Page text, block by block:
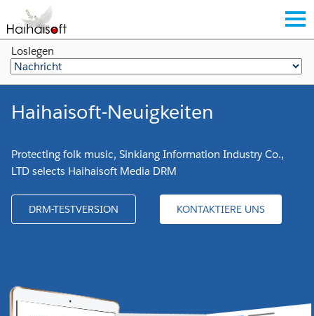
Loslegen
Haihaisoft-Neuigkeiten
Protecting folk music, Sinkiang Information Industry Co.,
LTD selects Haihaisoft Media DRM
DRM-TESTVERSION KONTAKTIERE UNS